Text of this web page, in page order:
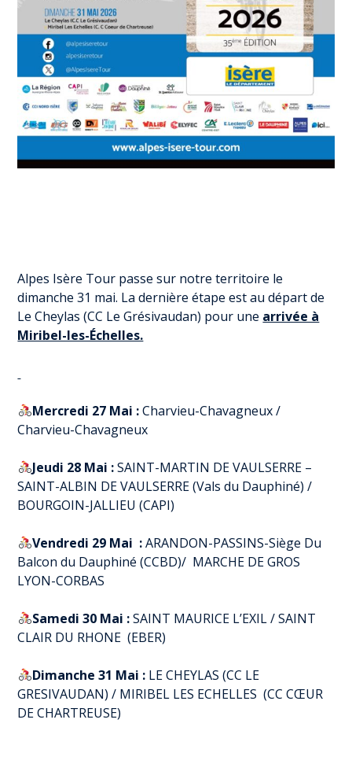
Alpes Isère Tour passe sur notre territoire le
dimanche 31 mai. La dernière étape est au départ de
Le Cheylas (CC Le Grésivaudan) pour une arrivée à
Miribel-les-Échelles.
Mercredi 27 Mai :Charvieu-Chavagneux /
Charvieu-Chavagneux
Jeudi 28 Mai :SAINT-MARTIN DE VAULSERRE –
SAINT-ALBIN DE VAULSERRE (Vals du Dauphiné) /
BOURGOIN-JALLIEU (CAPI)
Vendredi 29 Mai :ARANDON-PASSINS-Siège Du
Balcon du Dauphiné (CCBD)/ MARCHE DE GROS
LYON-CORBAS
Samedi 30 Mai :SAINT MAURICE L’EXIL / SAINT
CLAIR DU RHONE (EBER)
Dimanche 31 Mai : LE CHEYLAS (CC LE
GRESIVAUDAN) / MIRIBEL LES ECHELLES (CC CŒUR
DE CHARTREUSE)